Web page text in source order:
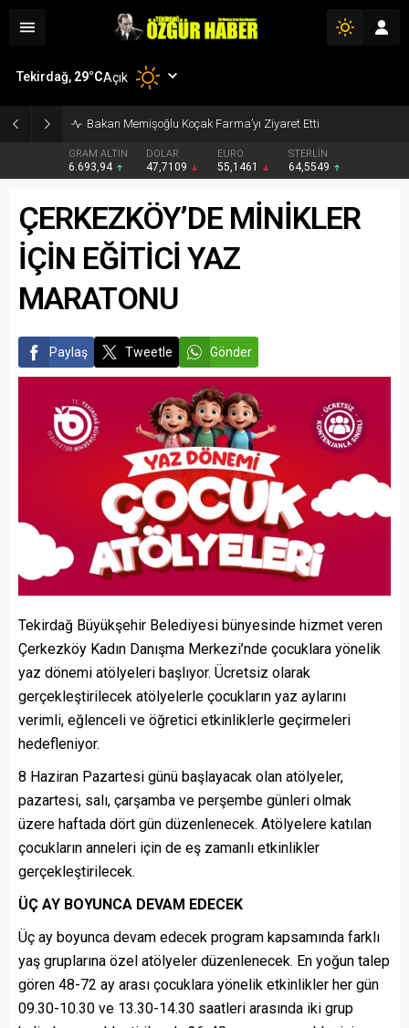
Bakan Memişoğlu Koçak Farma’yı Ziyaret Etti
GRAM ALTIN
6.693,94
DOLAR
47,7109
EURO
55,1461
STERLİN
64,5549
Tekirdağ, 29°CAçık
ÇERKEZKÖY’DE MİNİKLER
İÇİN EĞİTİCİ YAZ
MARATONU
Paylaş Tweetle Gönder
Tekirdağ Büyükşehir Belediyesi bünyesinde hizmet veren
Çerkezköy Kadın Danışma Merkezi’nde çocuklara yönelik
yaz dönemi atölyeleri başlıyor. Ücretsiz olarak
gerçekleştirilecek atölyelerle çocukların yaz aylarını
verimli, eğlenceli ve öğretici etkinliklerle geçirmeleri
hedefleniyor.
8 Haziran Pazartesi günü başlayacak olan atölyeler,
pazartesi, salı, çarşamba ve perşembe günleri olmak
üzere haftada dört gün düzenlenecek. Atölyelere katılan
çocukların anneleri için de eş zamanlı etkinlikler
gerçekleştirilecek.
ÜÇ AY BOYUNCA DEVAM EDECEK
Üç ay boyunca devam edecek program kapsamında farklı
yaş gruplarına özel atölyeler düzenlenecek. En yoğun talep
gören 48-72 ay arası çocuklara yönelik etkinlikler her gün
09.30-10.30 ve 13.30-14.30 saatleri arasında iki grup